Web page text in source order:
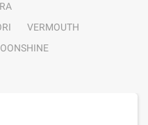
VERMOUTH